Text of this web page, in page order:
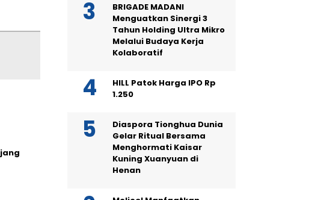
BRIGADE MADANI
Menguatkan Sinergi 3
Tahun Holding Ultra Mikro
Melalui Budaya Kerja
Kolaboratif
HILL Patok Harga IPO Rp
1.250
Diaspora Tionghua Dunia
Gelar Ritual Bersama
Menghormati Kaisar
Kuning Xuanyuan di
Henan